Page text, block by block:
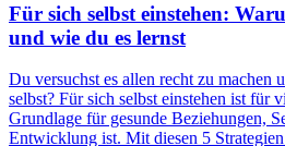
Für sich selbst einstehen:
und wie du es lernst
Du versuchst es allen recht zu machen
selbst? Für sich selbst einstehen ist für
Grundlage für gesunde Beziehungen,
Entwicklung ist. Mit diesen 5